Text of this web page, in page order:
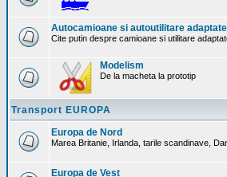
Autocamioane si autoutilitare
Cite putin despre camioane si utilitare
Modelism
De la macheta la prototip
Transport EUROPA
Europa de Nord
Marea Britanie, Irlanda, tarile scandinave,
Europa de Vest